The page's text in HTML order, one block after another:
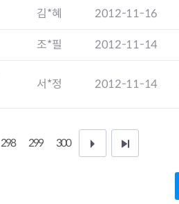
역세권 활성화사업
립
서울도시공간포털
김*혜 2012-11-16
조*필 2012-11-14
서*정 2012-11-14
298 299 300 끝